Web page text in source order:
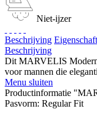
Niet-ijzer
Beschrijving
Beschrijving
Dit MARVELIS
voor mannen die
Menu sluiten
Productinformatie
Pasvorm: Regular Fit